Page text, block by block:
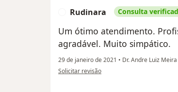
Rudinara Consulta
Um ótimo atendimento.
agradável. Muito simpático.
29 de janeiro de 2021 • Dr. Andre Luiz
na opinião do utilizador Rudinara
Solicitar revisão